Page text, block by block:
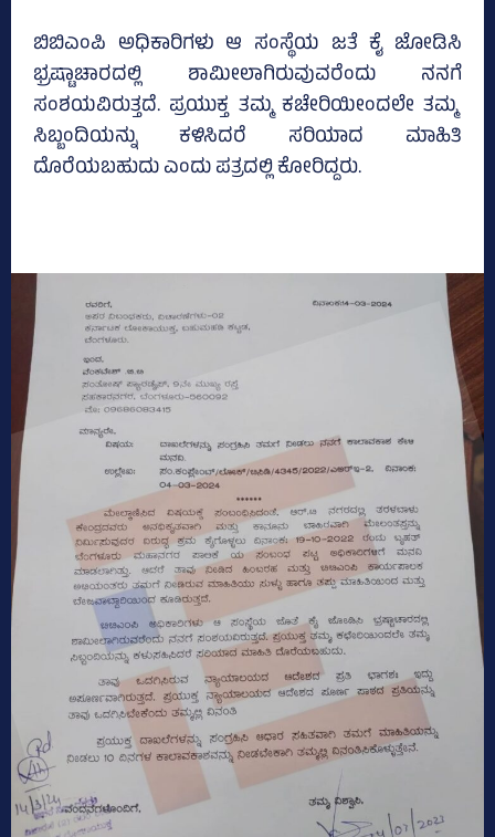
ಬಿಬಿಎಂಪಿ ಅಧಿಕಾರಿಗಳು ಆ ಸಂಸ್ಥೆಯ ಜತೆ ಕೈ ಜೋಡಿಸಿ
ಭ್ರಷ್ಟಾಚಾರದಲ್ಲಿ ಶಾಮೀಲಾಗಿರುವುವರೆಂದು ನನಗೆ
ಸಂಶಯವಿರುತ್ತದೆ. ಪ್ರಯುಕ್ತ ತಮ್ಮ ಕಚೇರಿಯೀಂದಲೇ ತಮ್ಮ
ಸಿಬ್ಬಂದಿಯನ್ನು ಕಳಿಸಿದರೆ ಸರಿಯಾದ ಮಾಹಿತಿ
ದೊರೆಯಬಹುದು ಎಂದು ಪತ್ರದಲ್ಲಿ ಕೋರಿದ್ದರು.